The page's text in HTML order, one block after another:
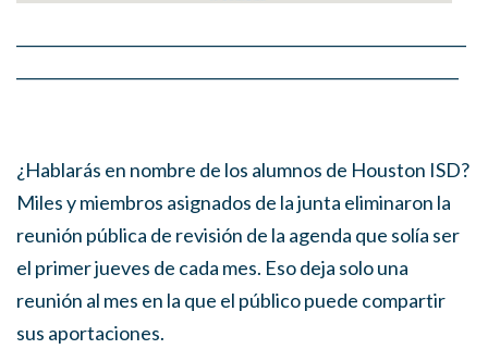
¿Hablarás en nombre de los alumnos de Houston ISD?
Miles y miembros asignados de la junta eliminaron la
reunión pública de revisión de la agenda que solía ser
el primer jueves de cada mes. Eso deja solo una
reunión al mes en la que el público puede compartir
sus aportaciones.